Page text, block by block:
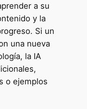
a su
y la
Si un
una nueva
la IA
o ejemplos